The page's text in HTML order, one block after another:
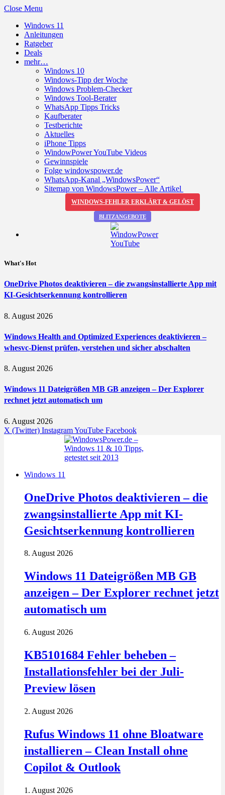
Close Menu
Windows 11
Anleitungen
Ratgeber
Deals
mehr…
Windows 10
Windows-Tipp der Woche
Windows Problem-Checker
Windows Tool-Berater
WhatsApp Tipps Tricks
Kaufberater
Testberichte
Aktuelles
iPhone Tipps
WindowPower YouTube Videos
Gewinnspiele
Folge windowspower.de
WhatsApp-Kanal „WindowsPower“
Sitemap von WindowsPower – Alle Artikel
WINDOWS-FEHLER ERKLÄRT & GELÖST
BLITZANGEBOTE
What's Hot
OneDrive Photos deaktivieren – die zwangsinstallierte App mit
KI-Gesichtserkennung kontrollieren
8. August 2026
Windows Health and Optimized Experiences deaktivieren –
whesvc-Dienst prüfen, verstehen und sicher abschalten
8. August 2026
Windows 11 Dateigrößen MB GB anzeigen – Der Explorer
rechnet jetzt automatisch um
6. August 2026
X (Twitter) InstagramYouTube Facebook
Windows 11
OneDrive Photos deaktivieren – die
zwangsinstallierte App mit KI-
Gesichtserkennung kontrollieren
8. August 2026
Windows 11 Dateigrößen MB GB
anzeigen – Der Explorer rechnet jetzt
automatisch um
6. August 2026
KB5101684 Fehler beheben –
Installationsfehler bei der Juli-
Preview lösen
2. August 2026
Rufus Windows 11 ohne Bloatware
installieren – Clean Install ohne
Copilot & Outlook
1. August 2026